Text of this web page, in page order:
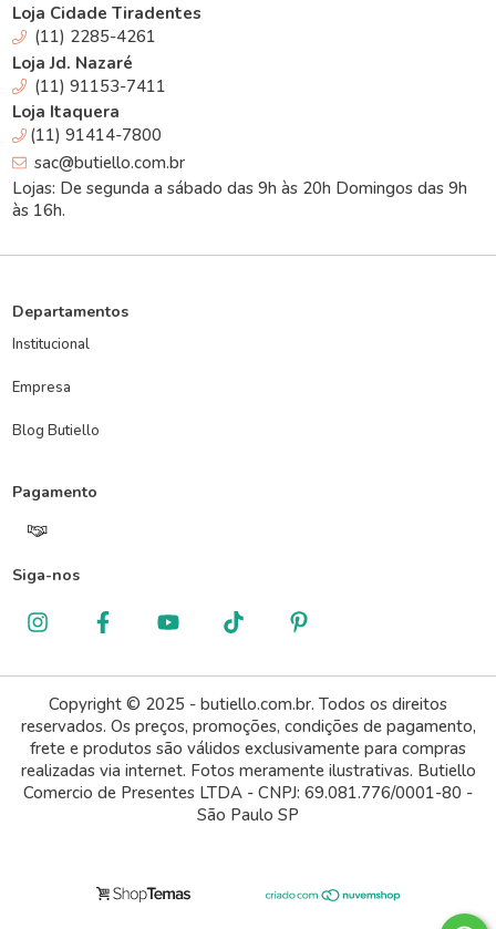
Loja Cidade Tiradentes
(11) 2285-4261
Loja Jd. Nazaré
(11) 91153-7411
Loja Itaquera
(11) 91414-7800
sac@butiello.com.br
Lojas: De segunda a sábado das 9h às 20h Domingos das 9h
às 16h.
Departamentos
Institucional
Empresa
Blog Butiello
Pagamento
Siga-nos
Copyright © 2025 - butiello.com.br. Todos os direitos
reservados. Os preços, promoções, condições de pagamento,
frete e produtos são válidos exclusivamente para compras
realizadas via internet. Fotos meramente ilustrativas. Butiello
Comercio de Presentes LTDA - CNPJ: 69.081.776/0001-80 -
São Paulo SP